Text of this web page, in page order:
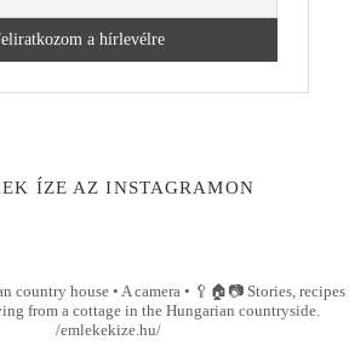
ÍZE AZ INSTAGRAMON
country house • A camera • 🥄🏠📷Stories, recipes
from a cottage in the Hungarian countryside.
/emlekekize.hu/